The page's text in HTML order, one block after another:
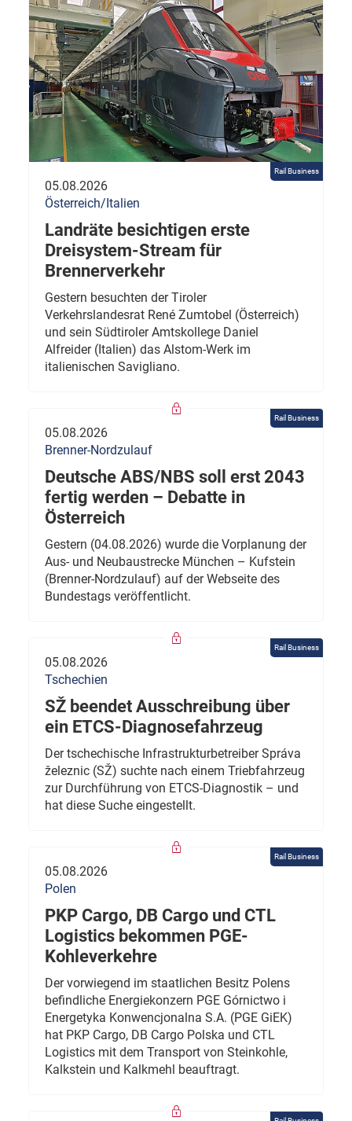
Rail Business
05.08.2026
Österreich/Italien
Landräte besichtigen erste
Dreisystem-Stream für
Brennerverkehr
Gestern besuchten der Tiroler
Verkehrslandesrat René Zumtobel (Österreich)
und sein Südtiroler Amtskollege Daniel
Alfreider (Italien) das Alstom-Werk im
italienischen Savigliano.
Rail Business
05.08.2026
Brenner-Nordzulauf
Deutsche ABS/NBS soll erst 2043
fertig werden – Debatte in
Österreich
Gestern (04.08.2026) wurde die Vorplanung der
Aus- und Neubaustrecke München – Kufstein
(Brenner-Nordzulauf) auf der Webseite des
Bundestags veröffentlicht.
Rail Business
05.08.2026
Tschechien
SŽ beendet Ausschreibung über
ein ETCS-Diagnosefahrzeug
Der tschechische Infrastrukturbetreiber Správa
železnic (SŽ) suchte nach einem Triebfahrzeug
zur Durchführung von ETCS-Diagnostik – und
hat diese Suche eingestellt.
Rail Business
05.08.2026
Polen
PKP Cargo, DB Cargo und CTL
Logistics bekommen PGE-
Kohleverkehre
Der vorwiegend im staatlichen Besitz Polens
befindliche Energiekonzern PGE Górnictwo i
Energetyka Konwencjonalna S.A. (PGE GiEK)
hat PKP Cargo, DB Cargo Polska und CTL
Logistics mit dem Transport von Steinkohle,
Kalkstein und Kalkmehl beauftragt.